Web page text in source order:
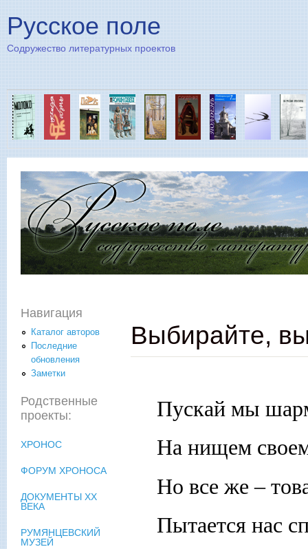
Русское поле
Содружество литературных проектов
Выбирайте,
Пускай мы
На нищем
Но все же –
Пытается нас
Навигация
Каталог авторов
Последние
обновления
Заметки
Родственные
проекты:
ХРОНОС
ФОРУМ ХРОНОСА
ДОКУМЕНТЫ XX
ВЕКА
РУМЯНЦЕВСКИЙ
МУЗЕЙ